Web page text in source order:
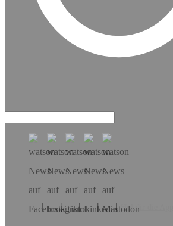
Hol dir die App!